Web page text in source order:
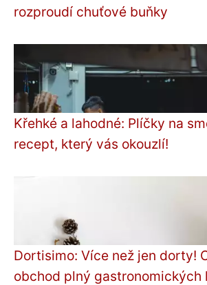
rozproudí chuťové buňky
Křehké a lahodné: Plíčky na
recept, který vás okouzlí!
Dortisimo: Více než jen dorty!
obchod plný gastronomických